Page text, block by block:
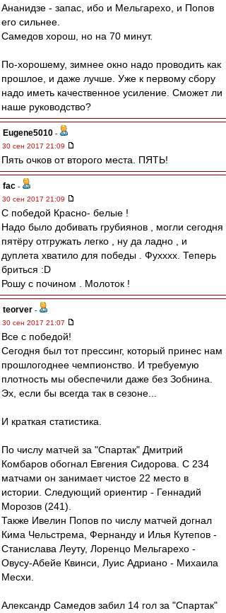
Ананидзе - запас, ибо и Мельгарехо, и Попов
его сильнее.
Самедов хорош, но на 70 минут.
По-хорошему, зимнее окно надо проводить как
прошлое, и даже лучше. Уже к первому сбору
надо иметь качественное усиление. Сможет ли
наше руководство?
Eugene5010 -
30 сен 2017 21:09
Пять очков от второго места. ПЯТЬ!
fac -
30 сен 2017 21:09
С победой Красно- белые !
Надо было добивать грубиянов , могли сегодня
пятёру отгружать легко , ну да ладно , и
дуплета хватило для победы . Фухххх. Теперь
бриться :D
Рошу с почином . Молоток !
teorver -
30 сен 2017 21:07
Все с победой!
Сегодня был тот прессинг, который принес нам
прошлогоднее чемпионство. И требуемую
плотность мы обеспечили даже без Зобнина.
Эх, если бы всегда так в сезоне...
И краткая статистика.
По числу матчей за "Спартак" Дмитрий
Комбаров обогнал Евгения Сидорова. С 234
матчами он занимает чистое 22 место в
истории. Следующий ориентир - Геннадий
Морозов (241).
Также Ивелин Попов по числу матчей догнал
Кима Чельстрема, Фернанду и Илья Кутепов -
Станислава Леуту, Лоренцо Мельгарехо -
Овусу-Абейе Квинси, Луис Адриано - Михаила
Месхи.
Александр Самедов забил 14 гол за "Спартак"